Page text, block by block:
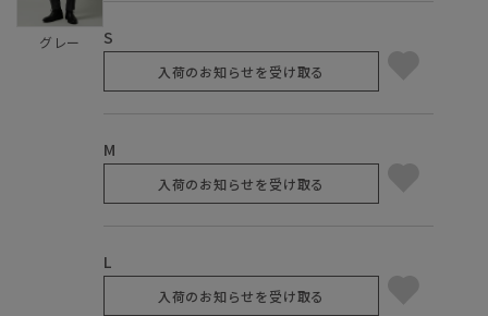
グレー S
入荷のお知らせを受け取る
M
入荷のお知らせを受け取る
L
入荷のお知らせを受け取る